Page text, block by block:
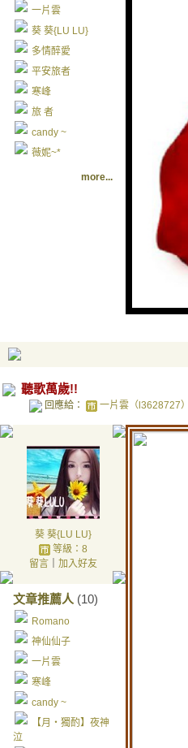
一片雲
葵 葵{LU LU}
多情醉愛
平安旅者
寒峰
旅 者
candy ~
薇妮~*
more...
聽歌萬歲!!
回應給： 一片雲（l3628727）
葵 葵{LU LU}
等級：8
留言｜ 加入好友
文章推薦人 (10)
Romano
神仙仙子
一片雲
寒峰
candy ~
【月‧獨酌】夜神
泣